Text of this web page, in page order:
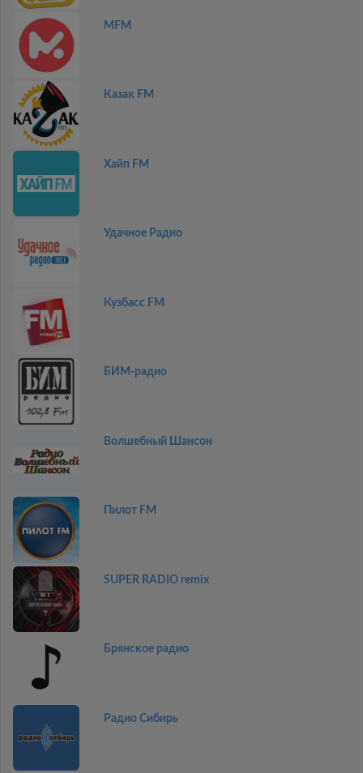
MFM
Казак FM
Хайп FM
Удачное Радио
Кузбасс FM
БИМ-радио
Волшебный Шансон
Пилот FM
SUPER RADIO remix
Брянское радио
Радио Сибирь